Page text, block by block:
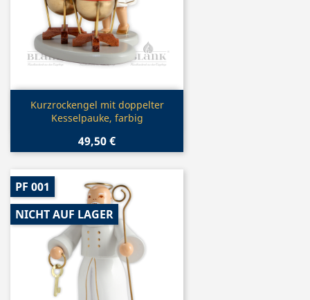
Vorschau
Kurzrockengel mit doppelter
Kesselpauke, farbig
49,50 €
PF 001
NICHT AUF LAGER